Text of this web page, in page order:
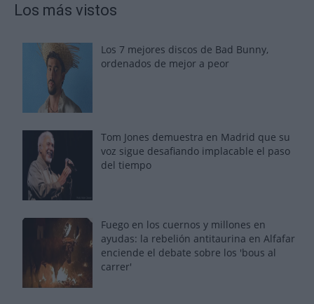
Los más vistos
Los 7 mejores discos de Bad Bunny,
ordenados de mejor a peor
Tom Jones demuestra en Madrid que su
voz sigue desafiando implacable el paso
del tiempo
Fuego en los cuernos y millones en
ayudas: la rebelión antitaurina en Alfafar
enciende el debate sobre los 'bous al
carrer'